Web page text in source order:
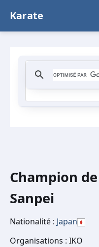
Karate
Champion
Sanpei
Nationalité : Japan
Organisations : IKO